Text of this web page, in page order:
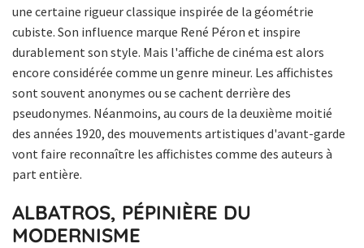
une certaine rigueur classique inspirée de la géométrie
cubiste. Son influence marque René Péron et inspire
durablement son style. Mais l'affiche de cinéma est alors
encore considérée comme un genre mineur. Les affichistes
sont souvent anonymes ou se cachent derrière des
pseudonymes. Néanmoins, au cours de la deuxième moitié
des années 1920, des mouvements artistiques d'avant-garde
vont faire reconnaître les affichistes comme des auteurs à
part entière.
ALBATROS, PÉPINIÈRE DU
MODERNISME